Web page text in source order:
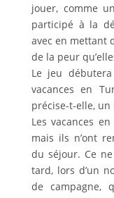
jouer, comme
participé à la
avec en mettant
de la peur
Le jeu
vacances en
précise-t-elle, un
Les vacances
mais ils n’ont
du séjour. Ce
tard, lors d’un
de campagne,